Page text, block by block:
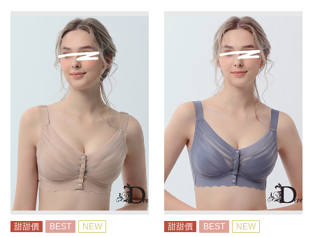
甜甜價 BEST NEW 甜甜價 BEST NEW